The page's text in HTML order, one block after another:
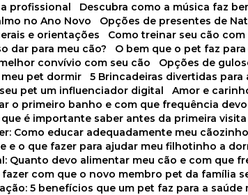
profissional
Descubra como a música faz
no Ano Novo
Opções de presentes de
e orientações
Como treinar seu cão
dar para meu cão?
O bem que o pet faz
convívio com seu cão
Opções de
meu pet dormir
5 Brincadeiras divertidas
seu pet um influenciador digital
Amor e
o primeiro banho e com que frequência
que é importante saber antes da primeira
Como educar adequadamente meu
e o que fazer para ajudar meu filhotinho a
Quanto devo alimentar meu cão e com que
fazer com que o novo membro pet da família
5 benefícios que um pet faz para a